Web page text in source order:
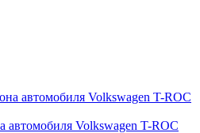
автомобиля Volkswagen T-ROC